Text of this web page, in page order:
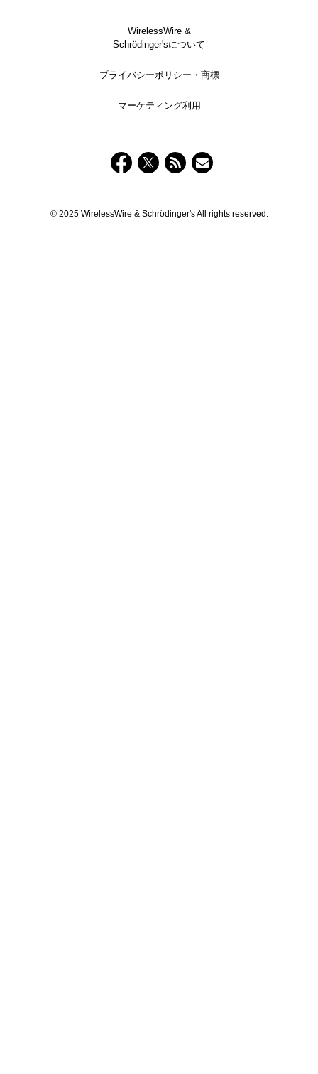
WirelessWire &
Schrödinger'sについて
プライバシーポリシー・商標
マーケティング利用
© 2025 WirelessWire & Schrödinger's All rights reserved.